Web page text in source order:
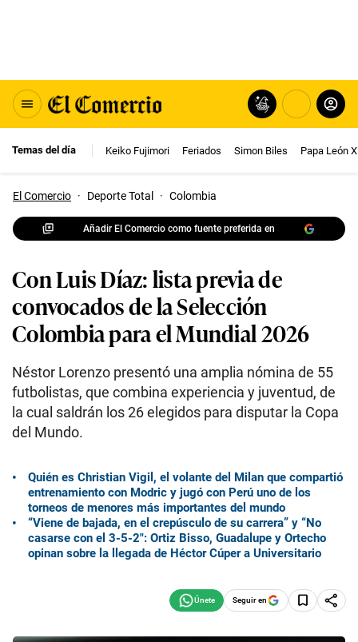
Temas del día Keiko Fujimori Feriados Simon Biles Papa León
El Comercio · Deporte Total · Colombia
Añadir El Comercio como fuente preferida en
Con Luis Díaz: lista previa de
convocados de la Selección
Colombia para el Mundial 2026
Néstor Lorenzo presentó una amplia nómina de 55
futbolistas, que combina experiencia y juventud, de
la cual saldrán los 26 elegidos para disputar la Copa
del Mundo.
Quién es Christian Vigil, el volante del Milan que compartió
entrenamiento con Modric y jugó con Perú uno de los
torneos de menores más importantes del mundo
“Viene de bajada, en el crepúsculo de su carrera” y “No
casarse con el 3-5-2″: Ortiz Bisso, Guadalupe y Ortecho
opinan sobre la llegada de Héctor Cúper a Universitario
Seguir en